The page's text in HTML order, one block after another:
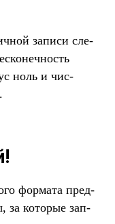
записи сле­
ноль и чис­
фор­мата пред­
за которые зап­